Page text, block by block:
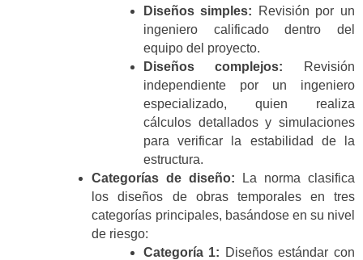
Diseños simples: Revisión por un
ingeniero calificado dentro del
equipo del proyecto.
Diseños complejos: Revisión
independiente por un ingeniero
especializado, quien realiza
cálculos detallados y simulaciones
para verificar la estabilidad de la
estructura.
Categorías de diseño:
La norma clasifica
los diseños de obras temporales en tres
categorías principales, basándose en su nivel
de riesgo:
Categoría 1: Diseños estándar con